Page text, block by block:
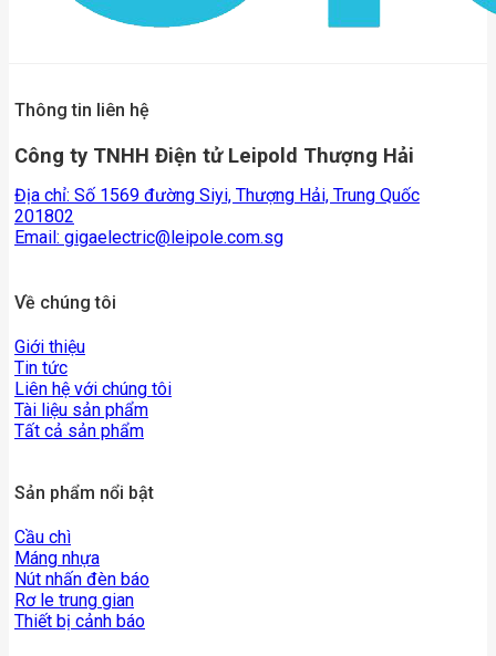
Thông tin liên hệ
Công ty TNHH Điện tử Leipold Thượng Hải
Địa chỉ: Số 1569 đường Siyi, Thượng Hải, Trung Quốc
201802
Email: gigaelectric@leipole.com.sg
Về chúng tôi
Giới thiệu
Tin tức
Liên hệ với chúng tôi
Tài liệu sản phẩm
Tất cả sản phẩm
Sản phẩm nổi bật
Cầu chì
Máng nhựa
Nút nhấn đèn báo
Rơ le trung gian
Thiết bị cảnh báo